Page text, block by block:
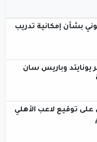
بشأن إمكانية تدريب
يونايتد وباريس سان
توقيع لاعب الأهلي